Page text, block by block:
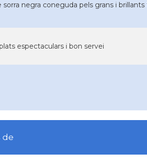
negra coneguda pels grans i
espectaculars i bon servei
de